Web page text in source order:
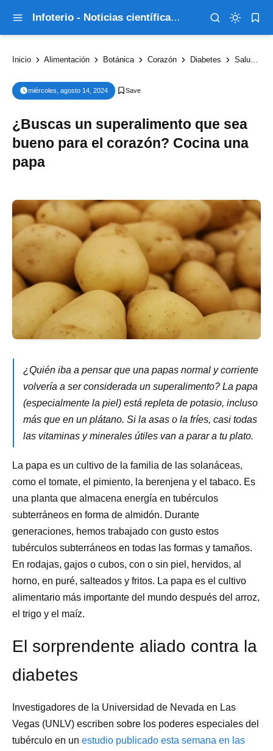
Infoterio - Noticias científicas que explican el mundo
Inicio Alimentación Botánica Corazón Diabetes Salud
miércoles, agosto 14, 2024
¿Buscas un superalimento que sea
bueno para el corazón? Cocina una
papa
¿Quién iba a pensar que una papas normal y corriente
volvería a ser considerada un superalimento? La papa
(especialmente la piel) está repleta de potasio, incluso
más que en un plátano. Si la asas o la fríes, casi todas
las vitaminas y minerales útiles van a parar a tu plato.
La papa es un cultivo de la familia de las solanáceas,
como el tomate, el pimiento, la berenjena y el tabaco. Es
una planta que almacena energía en tubérculos
subterráneos en forma de almidón. Durante
generaciones, hemos trabajado con gusto estos
tubérculos subterráneos en todas las formas y tamaños.
En rodajas, gajos o cubos, con o sin piel, hervidos, al
horno, en puré, salteados y fritos. La papa es el cultivo
alimentario más importante del mundo después del arroz,
el trigo y el maíz.
El sorprendente aliado contra la
diabetes
Investigadores de la Universidad de Nevada en Las
Vegas (UNLV) escriben sobre los poderes especiales del
tubérculo en un estudio publicado esta semana en las